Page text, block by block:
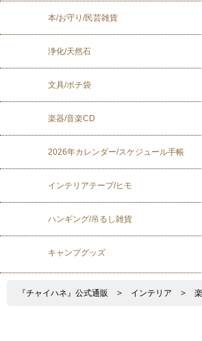
本/お守り/民芸雑貨
浄化/天然石
文具/ポチ袋
楽器/音楽CD
2026年カレンダー/スケジュール手帳
インテリアテープ/ヒモ
ハンギング/吊るし雑貨
キャンプグッズ
『チャイハネ』公式通販 > インテリア >